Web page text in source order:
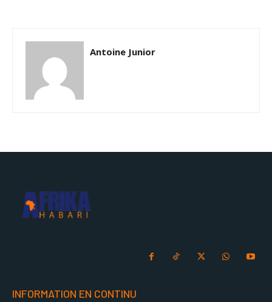
Antoine Junior
INFORMATION EN CONTINU